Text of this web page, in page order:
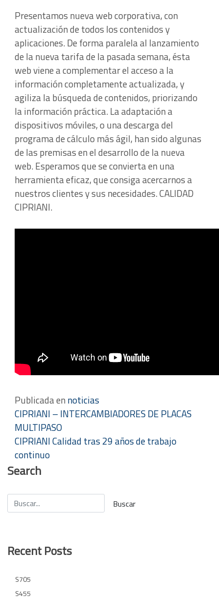
Presentamos nueva web corporativa, con
actualización de todos los contenidos y
aplicaciones. De forma paralela al lanzamiento
de la nueva tarifa de la pasada semana, ésta
web viene a complementar el acceso a la
información completamente actualizada, y
agiliza la búsqueda de contenidos, priorizando
la información práctica. La adaptación a
dispositivos móviles, o una descarga del
programa de cálculo más ágil, han sido algunas
de las premisas en el desarrollo de la nueva
web. Esperamos que se convierta en una
herramienta eficaz, que consiga acercarnos a
nuestros clientes y sus necesidades. CALIDAD
CIPRIANI.
Publicada ennoticias
Navegación
de
entradas
CIPRIANI – INTERCAMBIADORES DE PLACAS
MULTIPASO
CIPRIANI Calidad tras 29 años de trabajo
continuo
Search
Recent Posts
S705
S455